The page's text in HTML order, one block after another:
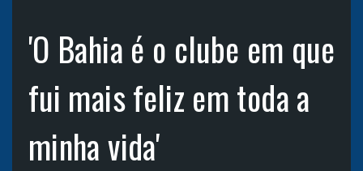
'O Bahia é o clube em que
fui mais feliz em toda a
minha vida'